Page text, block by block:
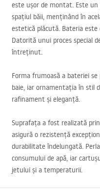
este ușor de montat. Este
spațiul băii, menținând în
estetică plăcută. Bateria
Datorită unui proces special
întreținut.
Forma frumoasă a bateriei
baie, iar ornamentația în stil
rafinament și eleganță.
Suprafața a fost realizată
asigură o rezistență
durabilitate îndelungată.
consumului de apă, iar
jetului și a temperaturii.